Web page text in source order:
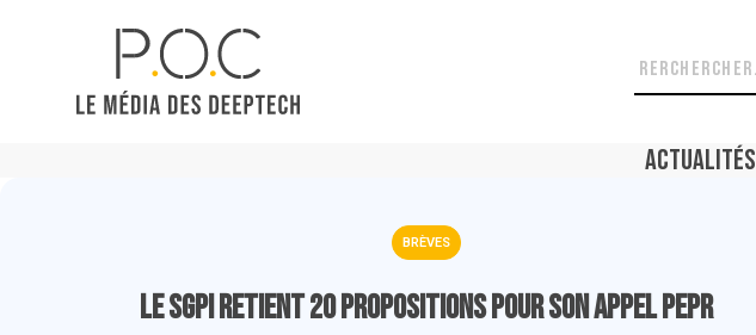
Actualités
BRÈVES
Le SGPI retient 20 propositions pour son appel PEPR